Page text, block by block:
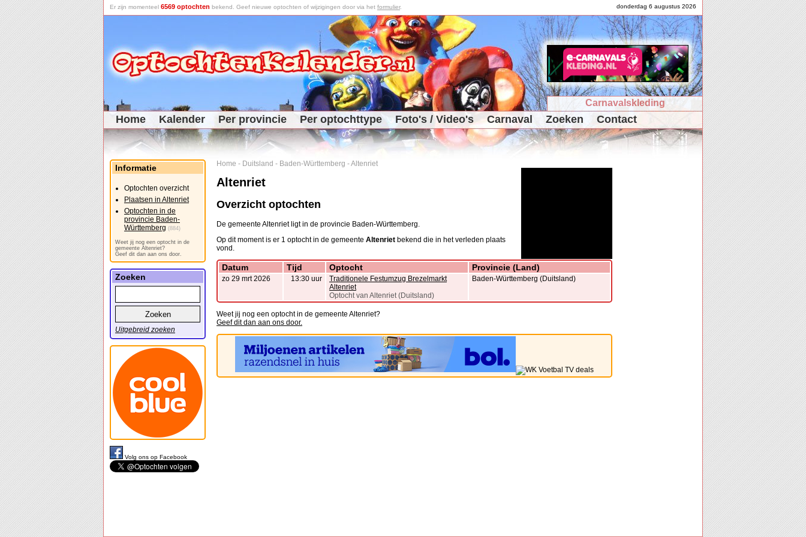
donderdag 6 augustus 2026
Er zijn momenteel 6569 optochten bekend. Geef nieuwe optochten of wijzigingen door via het formulier.
Carnavalskleding
Home Kalender Per provincie Per optochttype Foto's / Video's Carnaval Zoeken Contact
Home - Duitsland - Baden-Württemberg -Altenriet
Altenriet
Overzicht optochten
De gemeente Altenriet ligt in de provincie Baden-Württemberg.
Op dit moment is er 1 optocht in de gemeente Altenriet bekend die in het verleden plaats
vond.
Datum Tijd Optocht Provincie (Land)
zo 29 mrt 2026 13:30 uur
Traditionele Festumzug Brezelmarkt
Altenriet
Optocht van Altenriet (Duitsland)
Baden-Württemberg (Duitsland)
Weet jij nog een optocht in de gemeente Altenriet?
Geef dit dan aan ons door.
Informatie
Optochten overzicht
Plaatsen in Altenriet
Optochten in de
provincie Baden-
Württemberg (884)
Weet jij nog een optocht in de
gemeente Altenriet?
Geef dit dan aan ons door.
Zoeken
Uitgebreid zoeken
Volg ons op Facebook